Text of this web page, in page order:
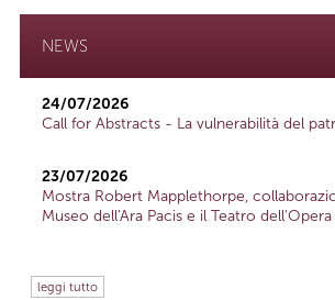
NEWS
24/07/2026
Call for Abstracts - La vulnerabilità del
23/07/2026
Mostra Robert Mapplethorpe,
Museo dell'Ara Pacis e il Teatro
leggi tutto